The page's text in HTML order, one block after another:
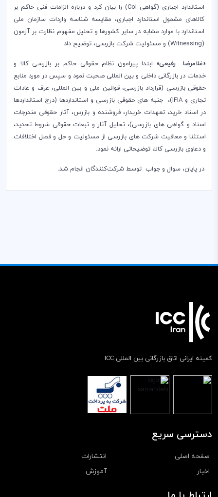
استاندارد اجباری (گواهی CoI) را بیان کرد و درباره الزامات فنی حاکم بر
کالاهای مشمول استاندارد اجباری، مقایسه شناسه واردات سازمان ملی
استاندارد با موارد مشابه در سایر کشورها و تحلیل مفهوم نظارت بر آزمون
)
Witnessing
( و مسئولیت شرکت بازرسی، توضیح داد.
«غلامرضا رفیعی» ابتدا پیرامون نظام حقوقی حاکم بر بازرسی کالا و
خدمات در بازرگانی داخلی و بین ­المللی صحبت نمود و سپس در مورد منابع
حقوقی بازرسی (قرارداد بازرسی، قوانین ملی و بین ­المللی، عرف و عادات
تجاری و IFIA)، جنبه ­های حقوقی بازرسی و استانداردها (درج استانداردها
در اسناد خرید، تعهدات خریدار، فروشنده و بازرس، آثار حقوقی مندرجات
اسناد و گواهی­ های بازرسی)، تحلیل آثار و تبعات حقوقی شروط تحدید،
استثنا و معافیت شرکت ­های بازرسی از مسئولیت و حل و فصل اختلافات
و دعاوی بازرسی کالا، توضیحاتی ارائه نمود.
در پايان،‌ سوال و جواب توسط شرکت‌کنندگان انجام شد.
کمیته ایرانی اتاق بازرگانی بین المللی ICC
دسترسی سریع
صفحه اصلی
انتشارات
اخبار
آموزش